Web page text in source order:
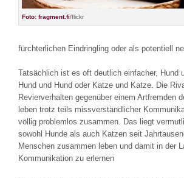
Foto: fragment.fi/flickr
fürchterlichen Eindringling oder als potentiell
Tatsächlich ist es oft deutlich einfacher, Hund
Hund und Hund oder Katze und Katze. Die
Revierverhalten gegenüber einem Artfremden
leben trotz teils missverständlicher
völlig problemlos zusammen. Das liegt
sowohl Hunde als auch Katzen seit
Menschen zusammen leben und damit in der
Kommunikation zu erlernen